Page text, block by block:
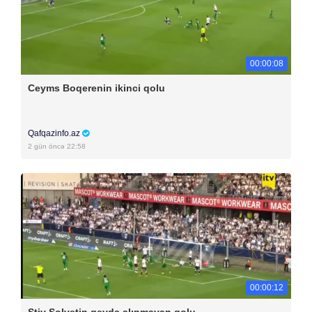
00:00:08
Ceyms Boqerenin ikinci qolu
Qafqazinfo.az
2 gün öncə 22:58
00:00:12